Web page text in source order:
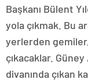
Başkanı Bülent
yola çıkmak. Bu
yerlerden gemiler,
çıkacaklar.
divanında çıkan